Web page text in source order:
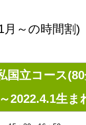
月～の時間割)
国立コース
2022.4.1生ま